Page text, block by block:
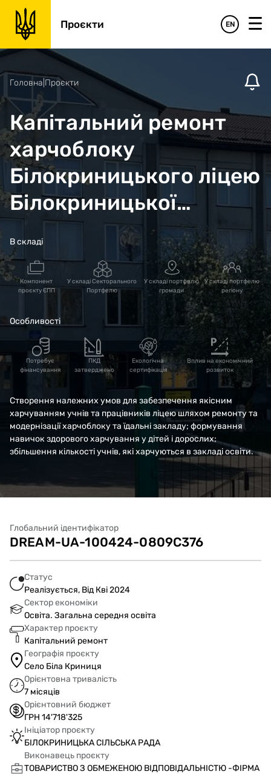
Проєкти EN
Головна Проєкти
Капітальний ремонт
харчоблоку
Білокриницького ліцею
Білокриницької
сільської ради,
Рівненського району,
Рівненської області за
адресою: Рівненська
область, Рівненський
район, с. Біла Криниця,
вул. Шкільна,45
В складі
Компонент
проєкту ЄПП
У складі Секторального
Портфелю
У складі портфелю
громади
У складі портфелю
регіону
Особливості
Потребує
фінансування
ПКД
затверджено
Екологічна
сертифікація
Вплив на економічний
розвиток
Створення належних умов для забезпечення якісним
харчуванням учнів та працівників ліцею шляхом ремонту та
модернізації харчоблоку та їдальні закладу; формування
навичок здорового харчування у дітей і дорослих;
збільшення кількості учнів, які харчуються в закладі освіти.
Глобальний ідентифікатор
DREAM-UA-100424-0809C376
Статус
Реалізується, Від Кві 2024
Сектор економіки
Освіта. Загальна середня освіта
Характер проєкту
Капітальний ремонт
Географія проєкту
Село Біла Криниця
Орієнтовна тривалість
7 місяців
Орієнтовний бюджет
ГРН 14'718'325
Ініціатор проєкту
БІЛОКРИНИЦЬКА СІЛЬСЬКА РАДА
Виконавець проєкту
ТОВАРИСТВО З ОБМЕЖЕНОЮ ВІДПОВІДАЛЬНІСТЮ -ФІРМА